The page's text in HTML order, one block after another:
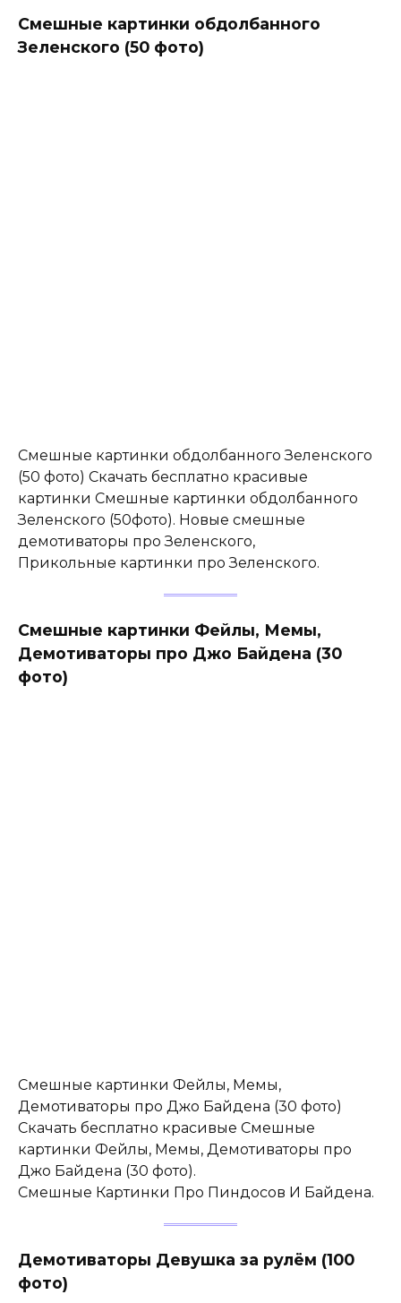
Смешные картинки обдолбанного
Зеленского (50 фото)
Смешные картинки обдолбанного Зеленского
(50 фото) Скачать бесплатно красивые
картинки Смешные картинки обдолбанного
Зеленского (50фото). Новые смешные
демотиваторы про Зеленского,
Прикольные картинки про Зеленского.
Смешные картинки Фейлы, Мемы,
Демотиваторы про Джо Байдена (30
фото)
Смешные картинки Фейлы, Мемы,
Демотиваторы про Джо Байдена (30 фото)
Скачать бесплатно красивые Смешные
картинки Фейлы, Мемы, Демотиваторы про
Джо Байдена (30 фото).
Смешные Картинки Про Пиндосов И Байдена.
Демотиваторы Девушка за рулём (100
фото)